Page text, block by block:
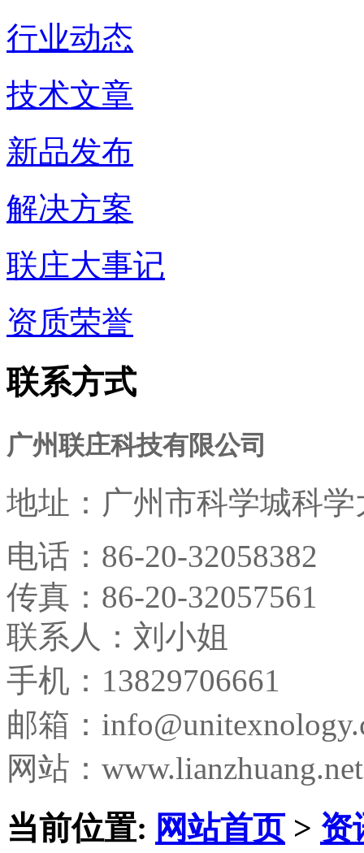
行业动态
技术文章
新品发布
解决方案
联庄大事记
资质荣誉
联系方式
广州联庄科技有限公司
地址： 广州市科学城科
电话： 86-20-32058382
传真： 86-20-32057561
联系人：刘小姐
手机：13829706661
邮箱：
网站：www.lianzhuang.net
当前位置: 网站首页> 资